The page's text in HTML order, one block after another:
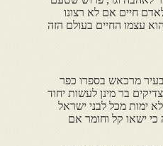
חיים אם לא רצונו
עצמו החיים בעולם הזה
מרכאש בספרו כפר
בר מינן לעשות יחוד
ימות מכל לבני ישראל
ישאו קל וחומר אם